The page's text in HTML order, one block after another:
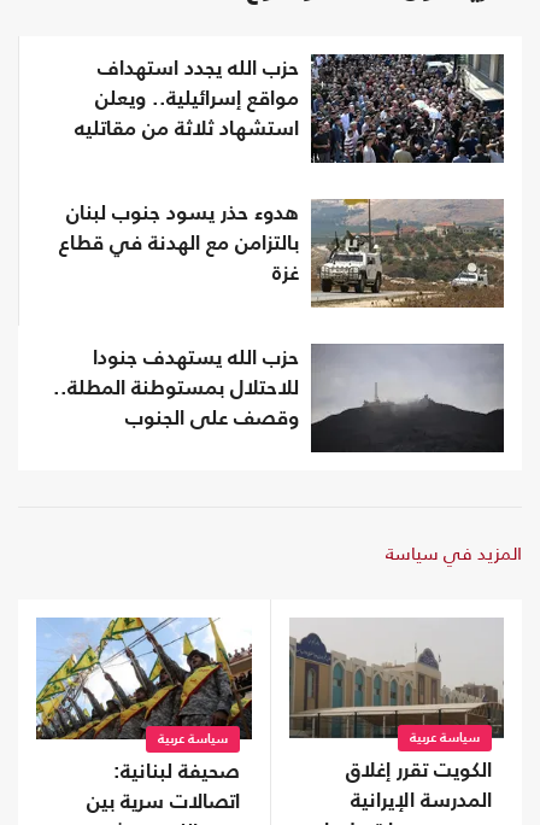
حزب الله يجدد استهداف
مواقع إسرائيلية.. ويعلن
استشهاد ثلاثة من مقاتليه
هدوء حذر يسود جنوب لبنان
بالتزامن مع الهدنة في قطاع
غزة
حزب الله يستهدف جنودا
للاحتلال بمستوطنة المطلة..
وقصف على الجنوب
المزيد في سياسة
سياسة عربية
الكويت تقرر إغلاق
المدرسة الإيرانية
سياسة عربية
صحيفة لبنانية:
اتصالات سرية بين